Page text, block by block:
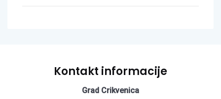
Kontakt informacije
Grad Crikvenica